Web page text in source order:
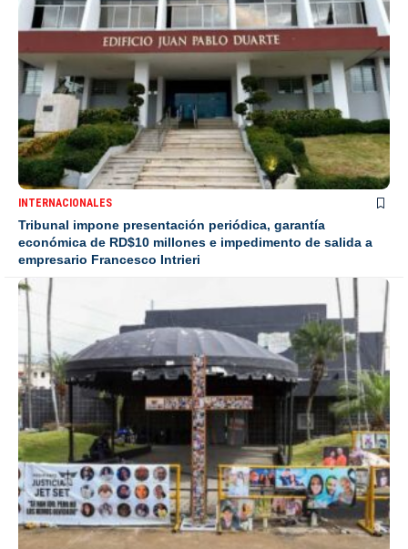
INTERNACIONALES
Tribunal impone presentación periódica, garantía
económica de RD$10 millones e impedimento de salida a
empresario Francesco Intrieri